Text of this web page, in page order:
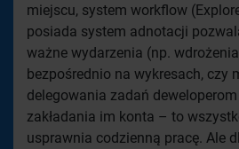
miejscu, system workflow
posiada system adnotacji
ważne wydarzenia (np.
bezpośrednio na wykresach, czy
delegowania zadań
zakładania im konta – to
usprawnia codzienną pracę. Ale